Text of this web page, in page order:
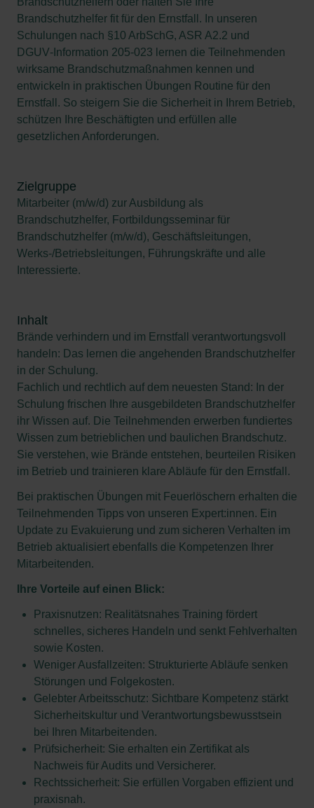
Brandschutzhelfer fit für den Ernstfall. In unseren
Schulungen nach §10 ArbSchG, ASR A2.2 und
DGUV‑Information 205‑023 lernen die Teilnehmenden
wirksame Brandschutzmaßnahmen kennen und
entwickeln in praktischen Übungen Routine für den
Ernstfall. So steigern Sie die Sicherheit in Ihrem Betrieb,
schützen Ihre Beschäftigten und erfüllen alle
gesetzlichen Anforderungen.
Zielgruppe
Mitarbeiter (m/w/d) zur Ausbildung als
Brandschutzhelfer, Fortbildungsseminar für
Brandschutzhelfer (m/w/d), Geschäftsleitungen,
Werks-/Betriebsleitungen, Führungskräfte und alle
Interessierte.
Inhalt
Brände verhindern und im Ernstfall verantwortungsvoll
handeln: Das lernen die angehenden Brandschutzhelfer
in der Schulung.
Fachlich und rechtlich auf dem neuesten Stand: In der
Schulung frischen Ihre ausgebildeten Brandschutzhelfer
ihr Wissen auf. Die Teilnehmenden erwerben fundiertes
Wissen zum betrieblichen und baulichen Brandschutz.
Sie verstehen, wie Brände entstehen, beurteilen Risiken
im Betrieb und trainieren klare Abläufe für den Ernstfall.
Bei praktischen Übungen mit Feuerlöschern erhalten die
Teilnehmenden Tipps von unseren Expert:innen. Ein
Update zu Evakuierung und zum sicheren Verhalten im
Betrieb aktualisiert ebenfalls die Kompetenzen Ihrer
Mitarbeitenden.
Ihre Vorteile auf einen Blick:
Praxisnutzen: Realitätsnahes Training fördert
schnelles, sicheres Handeln und senkt Fehlverhalten
sowie Kosten.
Weniger Ausfallzeiten: Strukturierte Abläufe senken
Störungen und Folgekosten.
Gelebter Arbeitsschutz: Sichtbare Kompetenz stärkt
Sicherheitskultur und Verantwortungsbewusstsein
bei Ihren Mitarbeitenden.
Prüfsicherheit: Sie erhalten ein Zertifikat als
Nachweis für Audits und Versicherer.
Rechtssicherheit: Sie erfüllen Vorgaben effizient und
praxisnah.